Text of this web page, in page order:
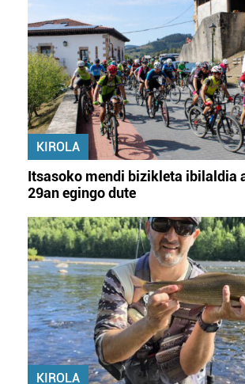
KIROLA
Itsasoko mendi bizikleta ibilaldia
29an egingo dute
KIROLA